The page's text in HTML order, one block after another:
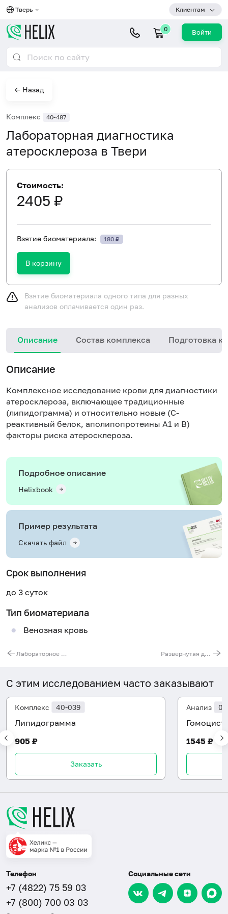
Тверь Клиентам
0 Войти
← Назад
Комплекс 40-487
Лабораторная диагностика
атеросклероза в Твери
Стоимость:
2405 ₽
Взятие биоматериала: 180 ₽
В корзину
Взятие биоматериала одного типа для разных
анализов оплачивается один раз.
Описание Состав комплекса Подготовка к
Описание
Комплексное исследование крови для диагностики
атеросклероза, включающее традиционные
(липидограмма) и относительно новые (С-
реактивный белок, аполипопротеины А1 и В)
факторы риска атеросклероза.
Подробное описание
Helixbook
Пример результата
Скачать файл
Срок выполнения
до 3 суток
Тип биоматериала
Венозная кровь
Лабораторное обследование почек Развернутая диагностика сахарного диабета
С этим исследованием часто заказывают
Комплекс 40-039
Липидограмма
905 ₽
Заказать
Анализ
1545 ₽
Телефон
+7 (4822) 75 59 03
+7 (800) 700 03 03
Социальные сети